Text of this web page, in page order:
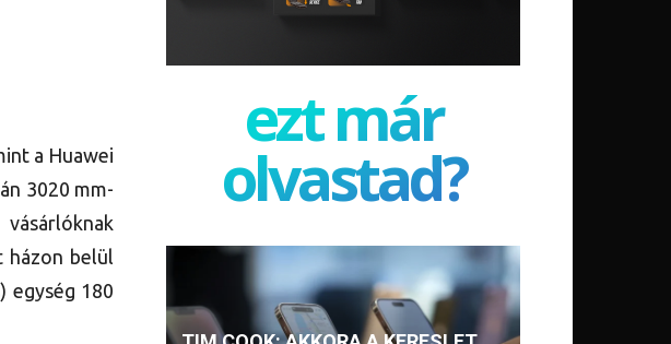
a Huawei
3020 mm-
házon belül
egység 180
ezt már
olvastad?